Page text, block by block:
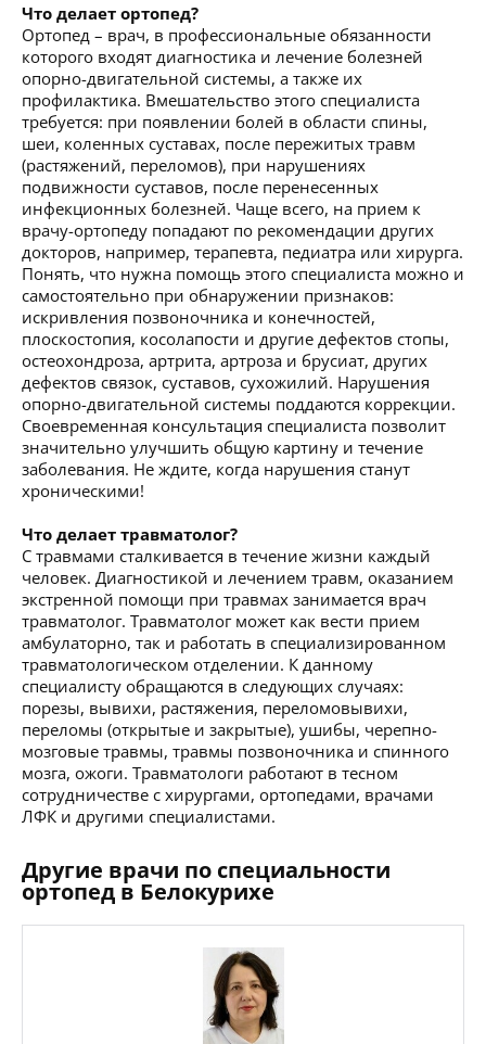
Что делает ортопед?
Ортопед – врач, в профессиональные обязанности
которого входят диагностика и лечение болезней
опорно-двигательной системы, а также их
профилактика. Вмешательство этого специалиста
требуется: при появлении болей в области спины,
шеи, коленных суставах, после пережитых травм
(растяжений, переломов), при нарушениях
подвижности суставов, после перенесенных
инфекционных болезней. Чаще всего, на прием к
врачу-ортопеду попадают по рекомендации других
докторов, например, терапевта, педиатра или хирурга.
Понять, что нужна помощь этого специалиста можно и
самостоятельно при обнаружении признаков:
искривления позвоночника и конечностей,
плоскостопия, косолапости и другие дефектов стопы,
остеохондроза, артрита, артроза и брусиат, других
дефектов связок, суставов, сухожилий. Нарушения
опорно-двигательной системы поддаются коррекции.
Своевременная консультация специалиста позволит
значительно улучшить общую картину и течение
заболевания. Не ждите, когда нарушения станут
хроническими!
Что делает травматолог?
С травмами сталкивается в течение жизни каждый
человек. Диагностикой и лечением травм, оказанием
экстренной помощи при травмах занимается врач
травматолог. Травматолог может как вести прием
амбулаторно, так и работать в специализированном
травматологическом отделении. К данному
специалисту обращаются в следующих случаях:
порезы, вывихи, растяжения, переломовывихи,
переломы (открытые и закрытые), ушибы, черепно-
мозговые травмы, травмы позвоночника и спинного
мозга, ожоги. Травматологи работают в тесном
сотрудничестве с хирургами, ортопедами, врачами
ЛФК и другими специалистами.
Другие врачи по специальности
ортопед в Белокурихе